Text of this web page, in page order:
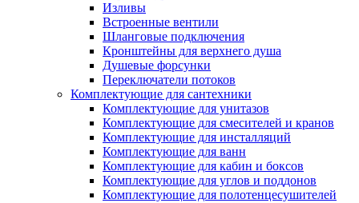
Изливы
Встроенные вентили
Шланговые подключения
Кронштейны для верхнего душа
Душевые форсунки
Переключатели потоков
Комплектующие для сантехники
Комплектующие для унитазов
Комплектующие для смесителей и кранов
Комплектующие для инсталляций
Комплектующие для ванн
Комплектующие для кабин и боксов
Комплектующие для углов и поддонов
Комплектующие для полотенцесушителей